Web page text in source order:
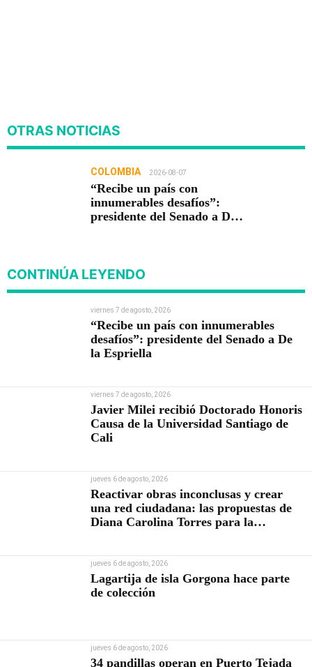
OTRAS NOTICIAS
COLOMBIA 2026-08-07
“Recibe un país con
innumerables desafíos”:
presidente del Senado a De
CONTINÚA LEYENDO
viernes 7 de agosto, 2026
“Recibe un país con innumerables
desafíos”: presidente del Senado a De
la Espriella
viernes 7 de agosto, 2026
Javier Milei recibió Doctorado Honoris
Causa de la Universidad Santiago de
Cali
jueves 6 de agosto, 2026
Reactivar obras inconclusas y crear
una red ciudadana: las propuestas de
Diana Carolina Torres para la
jueves 6 de agosto, 2026
Lagartija de isla Gorgona hace parte
de colección
jueves 6 de agosto, 2026
34 pandillas operan en Puerto Tejada